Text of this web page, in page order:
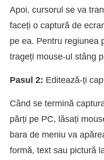
Apoi, cursorul se va
faceți o captură de
pe ea. Pentru regiunea
trageți mouse-ul stâng
Pasul 2: Editează-ți
Când se termină
părți pe PC, lăsați
bara de meniu va
formă, text sau pictură